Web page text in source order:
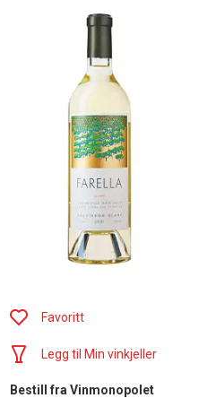
Favoritt
Legg til Min vinkjeller
Bestill fra Vinmonopolet